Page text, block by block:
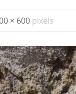
× 600 pixels